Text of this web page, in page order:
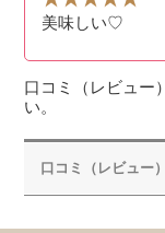
美味しい♡
口コミ（レビュー
い。
口コミ（レビュー